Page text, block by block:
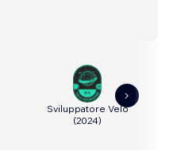
Sviluppatore Velo
(2024)